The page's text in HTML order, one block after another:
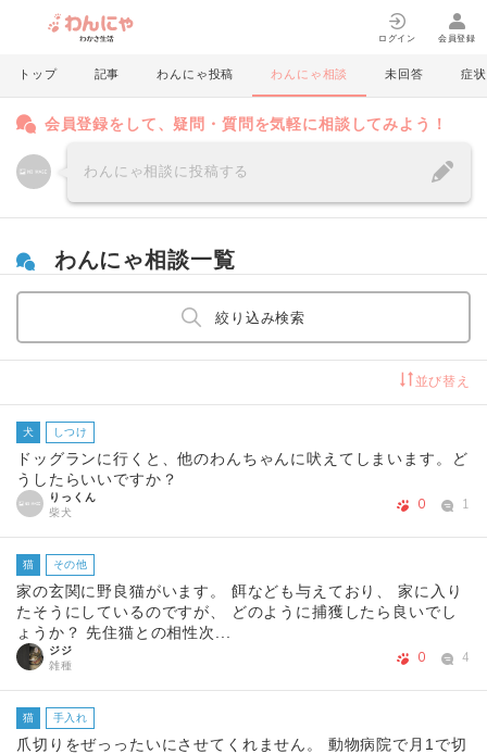
ログイン 会員登録
トップ 記事 わんにゃ投稿 わんにゃ相談 未回答 症状
会員登録をして、疑問・質問を気軽に相談してみよう！
わんにゃ相談に投稿する
わんにゃ相談一覧
絞り込み検索
並び替え
犬 しつけ
ドッグランに行くと、他のわんちゃんに吠えてしまいます。ど
うしたらいいですか？
りっくん
柴犬
0 1
猫 その他
家の玄関に野良猫がいます。 餌なども与えており、 家に入り
たそうにしているのですが、 どのように捕獲したら良いでし
ょうか？ 先住猫との相性次...
ジジ
雑種
0 4
猫 手入れ
爪切りをぜっったいにさせてくれません。 動物病院で月1で切